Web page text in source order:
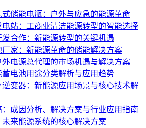
式储能电瓶：户外与应急的能源革命
电站：工商业清洁能源转型的智能选择
合作：新能源转型的关键机遇
厂家：新能源革命的储能解决方案
电源总代理的市场机遇与解决方案
电池用途分类解析与应用趋势
逆变器：新能源应用场景与核心技术解
成因分析、解决方案与行业应用指南
未来能源系统的核心解决方案